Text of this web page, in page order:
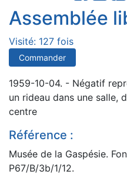
Assemblée
Visité: 127 fois
Commander
1959-10-04. - Négatif
un rideau dans une salle,
centre
Référence :
Musée de la Gaspésie.
P67/B/3b/1/12.